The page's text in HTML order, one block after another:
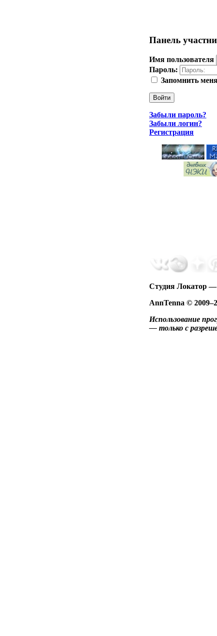
Панель
Имя пользователя
Пароль:
Запомнить
Войти
Забыли пароль?
Забыли логин?
Регистрация
Студия Локатор —
AnnTenna ©
Использование
— только с